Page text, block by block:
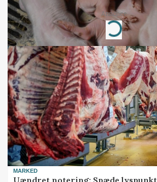
Annonce
Loading...
MARKED